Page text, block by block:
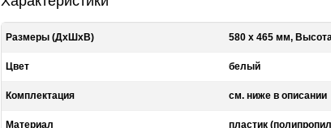
Размеры (ДхШхВ) 580 х 465 мм,
Цвет белый
Комплектация см. ниже в описании
Материал пластик